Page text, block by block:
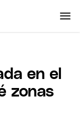
en el
zonas